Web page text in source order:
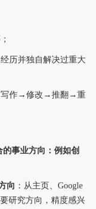
历并独自解决过重大
写作→修改 → 推翻→ 重
事业方向：例如创
向 ：从主页、Google
研究方向，精度感兴